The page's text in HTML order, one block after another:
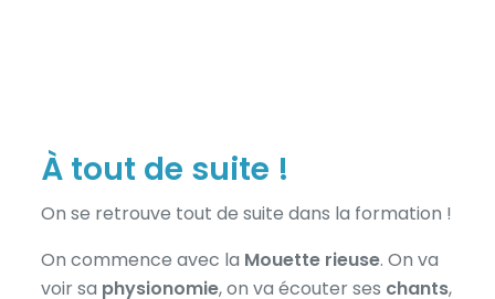
À tout de suite !
On se retrouve tout de suite dans la formation !
On commence avec la Mouette rieuse. On va
voir sa physionomie, on va écouter ses chants,